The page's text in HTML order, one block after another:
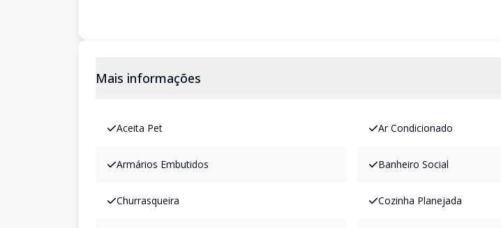
Mais informações
Aceita Pet Ar Condicionado
Armários Embutidos Banheiro Social
Churrasqueira Cozinha Planejada